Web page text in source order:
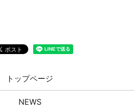
トップページ
NEWS